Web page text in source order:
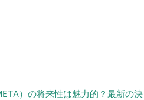
）の将来性は魅力的？最新の決